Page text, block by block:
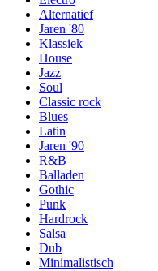
Alternatief
Jaren '80
Klassiek
House
Jazz
Soul
Classic rock
Blues
Latin
Jaren '90
R&B
Balladen
Gothic
Punk
Hardrock
Salsa
Dub
Minimalistisch